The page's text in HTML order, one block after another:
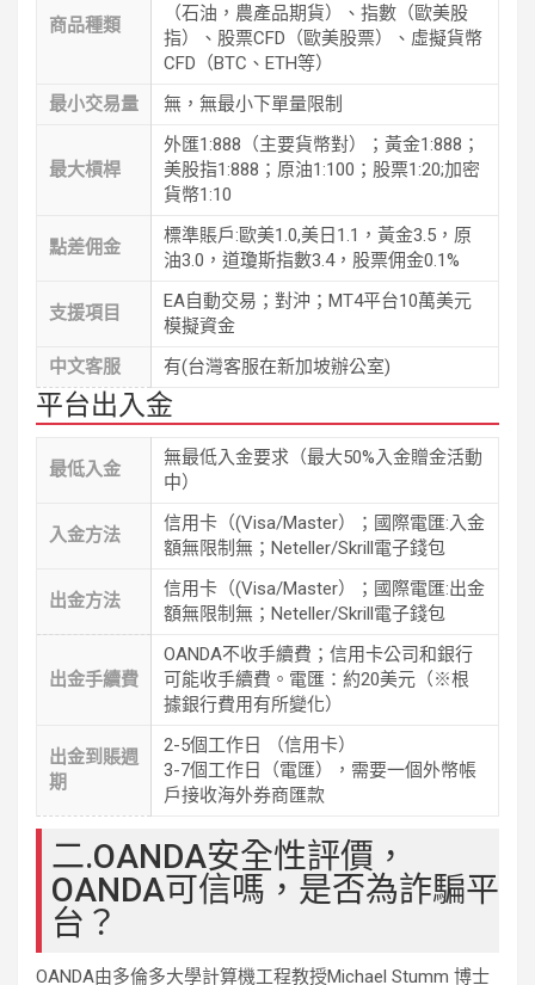
商品種類
（石油，農產品期貨）、指數（歐美股
指）、股票CFD（歐美股票）、虛擬貨幣
CFD（BTC、ETH等）
最小交易量
無，無最小下單量限制
最大槓桿
外匯1:888（主要貨幣對）；黃金1:888；
美股指1:888；原油1:100；股票1:20;加密
貨幣1:10
點差佣金
標準賬戶:歐美1.0,美日1.1，黃金3.5，原
油3.0，道瓊斯指數3.4，股票佣金0.1%
支援項目
EA自動交易；對沖；MT4平台10萬美元
模擬資金
中文客服
有(台灣客服在新加坡辦公室)
平台出入金
最低入金
無最低入金要求（最大50%入金贈金活動
中）
入金方法
信用卡（(Visa/Master）；國際電匯:入金
額無限制無；Neteller/Skrill電子錢包
出金方法
信用卡（(Visa/Master）；國際電匯:出金
額無限制無；Neteller/Skrill電子錢包
出金手續費
OANDA不收手續費；信用卡公司和銀行
可能收手續費。電匯：約20美元（※根
據銀行費用有所變化）
出金到賬週
期
2-5個工作日 （信用卡）
3-7個工作日（電匯），需要一個外幣帳
戶接收海外券商匯款
二.OANDA安全性評價，
OANDA可信嗎，是否為詐騙平
台？
OANDA由多倫多大學計算機工程教授Michael Stumm 博士